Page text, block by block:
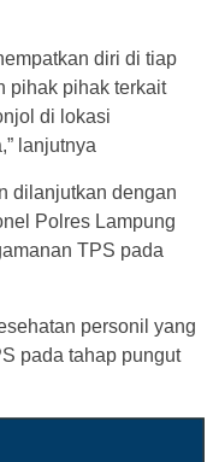
diri di tiap
pihak pihak terkait
di lokasi
lanjutnya
dilanjutkan dengan
Polres Lampung
TPS pada
personil yang
pada tahap pungut